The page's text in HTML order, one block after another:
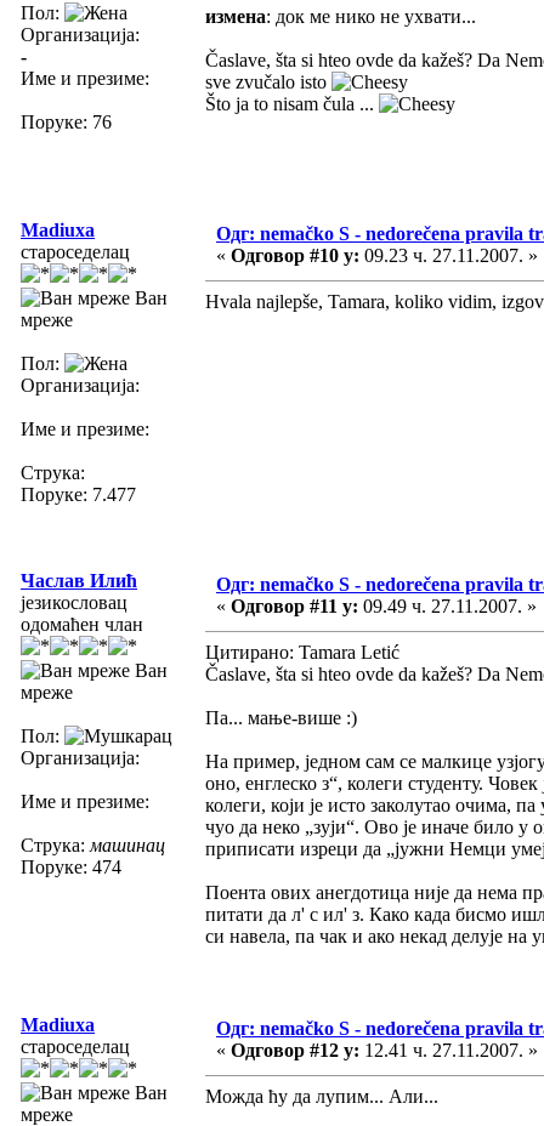
Пол:
Организација:
-
Име и презиме:
Поруке: 76
измена: док ме нико не ухвати...
Časlave, šta si hteo ovde da kažeš? Da
sve zvučalo isto
Što ja to nisam čula ...
Madiuxa
староседелац
Ван
мреже
Пол:
Организација:
Име и презиме:
Струка:
Поруке: 7.477
Одг: nemačko S - nedorečena pravila
« Одговор #10 у: 09.23 ч. 27.11.2007. »
Hvala najlepše, Tamara, koliko vidim,
Часлав Илић
језикословац
одомаћен члан
Ван
мреже
Пол:
Организација:
Име и презиме:
Струка: машинац
Поруке: 474
Одг: nemačko S - nedorečena pravila
« Одговор #11 у: 09.49 ч. 27.11.2007. »
Цитирано: Tamara Letić
Časlave, šta si hteo ovde da kažeš? Da
Па... мање-више :)
На пример, једном сам се малкице
оно, енглеско з“, колеги студенту.
колеги, који је исто заколутао очима,
чуо да неко „зуји“. Ово је иначе било
приписати изреци да „јужни Немци
Поента ових анегдотица није да нема
питати да л' с ил' з. Како када бисмо
си навела, па чак и ако некад делује на
Madiuxa
староседелац
Ван
мреже
Одг: nemačko S - nedorečena pravila
« Одговор #12 у: 12.41 ч. 27.11.2007. »
Можда ћу да лупим... Али...